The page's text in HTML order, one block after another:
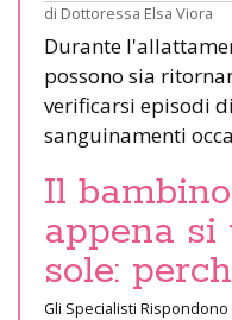
di Dottoressa Elsa Viora
Durante
possono sia
verificarsi episodi
sanguinamenti
Il
appena
sole:
Gli Specialisti Rispondono